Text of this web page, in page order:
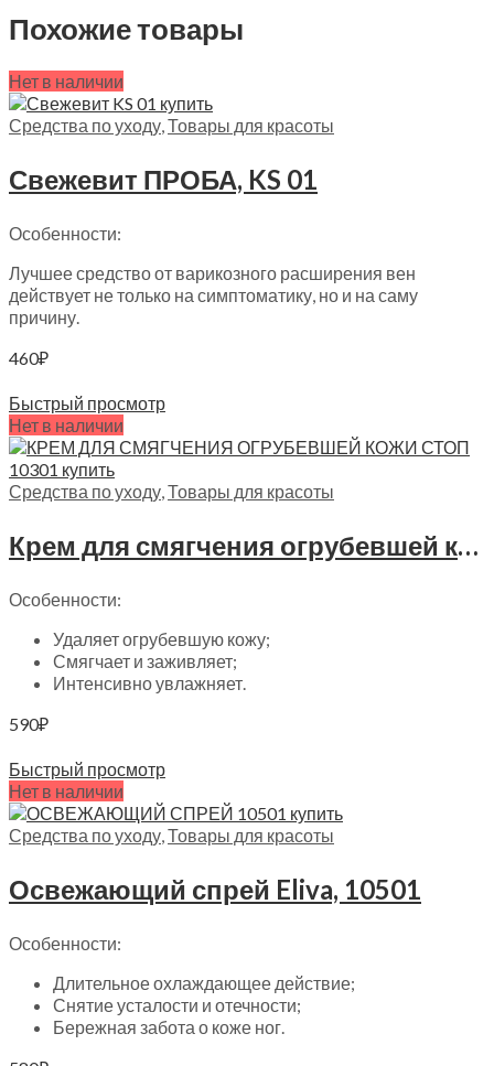
Похожие товары
Нет в наличии
Средства по уходу,Товары для красоты
Свежевит ПРОБА, KS 01
Особенности:
Лучшее средство от варикозного расширения вен
действует не только на симптоматику, но и на саму
причину.
460₽
Быстрый просмотр
Нет в наличии
Средства по уходу,Товары для красоты
Крем для смягчения огрубевшей кожи стоп Eliva, 10301
Особенности:
Удаляет огрубевшую кожу;
Смягчает и заживляет;
Интенсивно увлажняет.
590₽
Быстрый просмотр
Нет в наличии
Средства по уходу,Товары для красоты
Освежающий спрей Eliva, 10501
Особенности:
Длительное охлаждающее действие;
Снятие усталости и отечности;
Бережная забота о коже ног.